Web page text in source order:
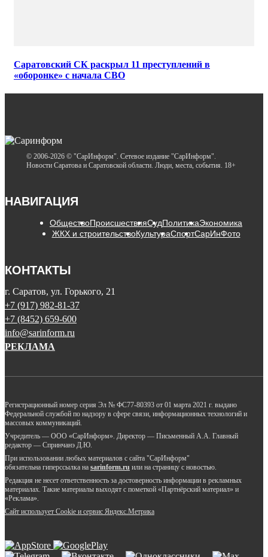
Саратовский СК раскрыл 11 преступлений в
«оборонке» с начала СВО
© 2006-2026 © "СарИнформ". Сетевое издание "СарИнформ".
Новости Саратова и Саратовской области. Люди, места, события. 18+
НАВИГАЦИЯ
ОбществоПроисшествияСудПолитикаЭкономика
ЖКХ и строительствоКультураСпортСарИнФото
КОНТАКТЫ
г. Саратов, ул. Горького, 21
+7 (917) 982-81-37
+7 (8452) 659-600
info@sarinform.ru
РЕКЛАМА
Регистрационный номер серия Эл № ФС77-80393 от 01 марта 2021 г. выдано
Федеральной службой по надзору в сфере связи, информационных технологий и
массовых коммуникаций.
Учредитель — ООО «СарИнформ». Директор — Письменный А.А. Главный
редактор — Спринчанэ Д.Ю.
При использовании любых материалов с сайта "СарИнформ"
обязательна гиперссылка на sarinform.ru или на страницу с новостью.
Редакция не несет ответственность за достоверность информации в рекламных
материалах. Такие материалы выходят с пометкой «Партнёрский материал» и
«Реклама».
Сайт использует Cookie и сервиc Яндекс.Метрика